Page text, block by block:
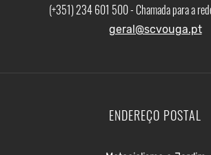
(+351) 234 601 500 - Chamada para a
geral@scvouga.pt
ENDEREÇO POSTAL